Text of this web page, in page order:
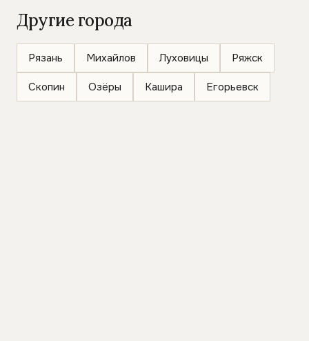
Другие города
Рязань Михайлов Луховицы Ряжск
Скопин Озёры Кашира Егорьевск